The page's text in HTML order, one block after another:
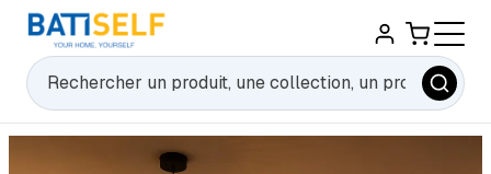
Rechercher